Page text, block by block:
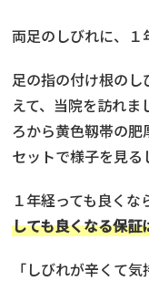
両足のしびれに、１
足の指の付け根の
えて、当院を訪れ
ろから黄色靱帯の
セットで様子を見る
１年経っても良く
しても良くなる保証
「しびれが辛くて